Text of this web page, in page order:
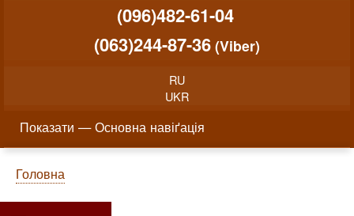
Перейти до основного
Меню облікового запису користувача
(096)482-61-04
(063)244-87-36 (Viber)
RU
UKR
Основна навіґація
Показати — Основна навіґація
Рядок навіґації
Головна